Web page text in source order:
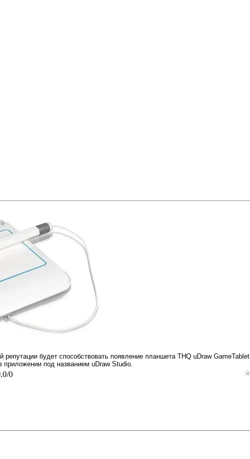
будет способствовать появление планшета THQ uDraw GameTablet
приложении под названием uDraw Studio.
/0